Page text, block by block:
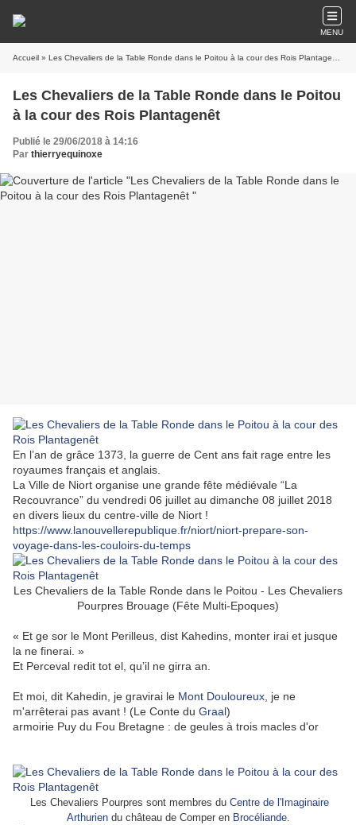
MENU
Accueil » Les Chevaliers de la Table Ronde dans le Poitou à la cour des Rois Plantagenêt
Les Chevaliers de la Table Ronde dans le Poitou
à la cour des Rois Plantagenêt
Publié le 29/06/2018 à 14:16
Par thierryequinoxe
En l’an de grâce 1373, la guerre de Cent ans fait rage entre les
royaumes français et anglais.
La Ville de Niort organise une grande fête médiévale “La
Recouvrance” du vendredi 06 juillet au dimanche 08 juillet 2018
en divers lieux du centre-ville de Niort !
https://www.lanouvellerepublique.fr/niort/niort-prepare-son-
voyage-dans-les-couloirs-du-temps
Les Chevaliers de la Table Ronde dans le Poitou - Les Chevaliers
Pourpres Brouage (Fête Multi-Epoques)
« Et ge sor le Mont Perilleus, dist Kahedins, monter irai et jusque
la ne finerai. »
Et Perceval redit tot el, qu’il ne girra an.
Et moi, dit Kahedin, je gravirai le Mont Douloureux , je ne
m'arrêterai pas avant ! (Le Conte du Graal)
armoirie Puy du Fou Bretagne : de geules à trois macles d'or
Les Chevaliers Pourpres sont membres du Centre de l'Imaginaire
Arthuriendu château de Comper en Brocéliande.